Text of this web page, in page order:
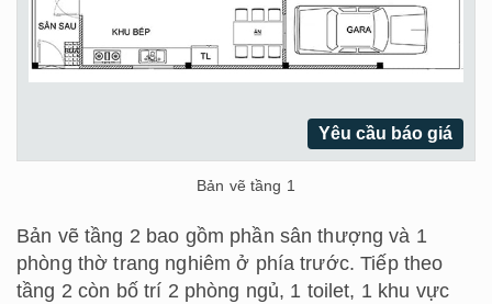
Yêu cầu báo giá
Bản vẽ tầng 1
Bản vẽ tầng 2 bao gồm phần sân thượng và 1
phòng thờ trang nghiêm ở phía trước. Tiếp theo
tầng 2 còn bố trí 2 phòng ngủ, 1 toilet, 1 khu vực